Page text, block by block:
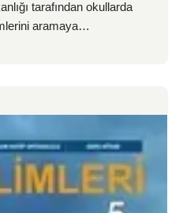
tarafından okullarda
aramaya…